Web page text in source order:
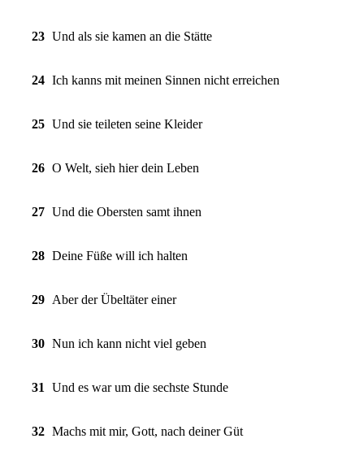
23 Und als sie kamen an die Stätte
24 Ich kanns mit meinen Sinnen nicht erreichen
25 Und sie teileten seine Kleider
26 O Welt, sieh hier dein Leben
27 Und die Obersten samt ihnen
28 Deine Füße will ich halten
29 Aber der Übeltäter einer
30 Nun ich kann nicht viel geben
31 Und es war um die sechste Stunde
32 Machs mit mir, Gott, nach deiner Güt